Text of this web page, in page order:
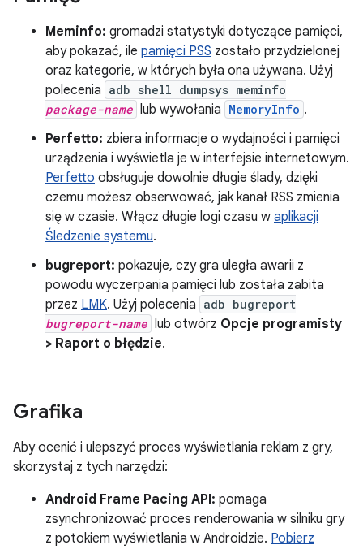
Meminfo: gromadzi statystyki dotyczące pamięci,
aby pokazać, ile pamięci PSS zostało przydzielonej
oraz kategorie, w których była ona używana. Użyj
polecenia adb shell dumpsys meminfo
package-name lub wywołania MemoryInfo .
Perfetto: zbiera informacje o wydajności i pamięci
urządzenia i wyświetla je w interfejsie internetowym.
Perfetto obsługuje dowolnie długie ślady, dzięki
czemu możesz obserwować, jak kanał RSS zmienia
się w czasie. Włącz długie logi czasu w aplikacji
Śledzenie systemu.
bugreport: pokazuje, czy gra uległa awarii z
powodu wyczerpania pamięci lub została zabita
przez LMK. Użyj polecenia adb bugreport
bugreport-name lub otwórz Opcje programisty
> Raport o błędzie.
Grafika
Aby ocenić i ulepszyć proces wyświetlania reklam z gry,
skorzystaj z tych narzędzi:
Android Frame Pacing API: pomaga
zsynchronizować proces renderowania w silniku gry
z potokiem wyświetlania w Androidzie. Pobierz